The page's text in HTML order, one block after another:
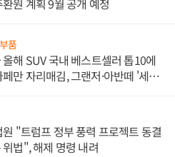
원 계획 9월 공개 예정
품
해 SUV 국내 베스트셀러 톱10에
만 자리매김, 그랜저·아반떼 '세단
"트럼프 정부 풍력 프로젝트 동결
법", 해제 명령 내려